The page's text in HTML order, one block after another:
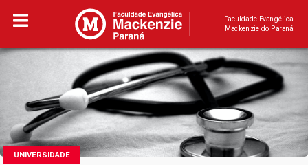
Faculdade Evangélica
Mackenzie do Paraná
UNIVERSIDADE